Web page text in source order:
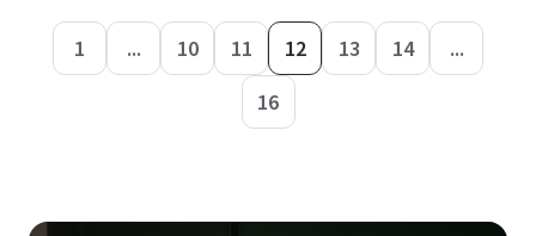
1 ... 10 11 12 13 14
...
16